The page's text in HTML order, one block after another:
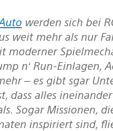
werden sich bei
weit mehr als nur
moderner
n‘ Run-Einlagen,
– es gibt sgar
dass alles
Sogar Missionen,
inspiriert sind,